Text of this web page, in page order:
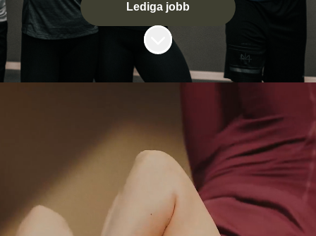
Lediga jobb
Skrolla för mer innehåll
Vill du göra skillnad?
STC kan träning. Med glädje, passion och
stor gemenskap möter vi våra medlemmar
varje dag. Hos oss får alla möjlighet att ta